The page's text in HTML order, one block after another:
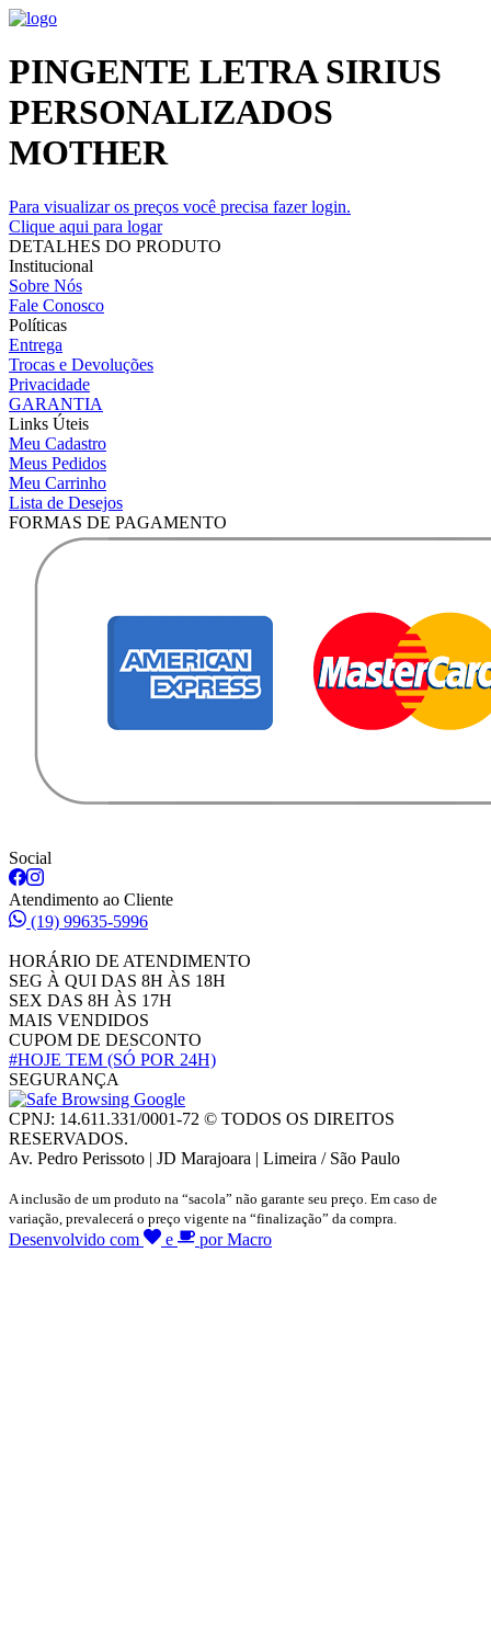
PINGENTE LETRA SIRIUS
PERSONALIZADOS
MOTHER
Para visualizar os preços você precisa fazer login.
Clique aqui para logar
DETALHES DO PRODUTO
Institucional
Sobre Nós
Fale Conosco
Políticas
Entrega
Trocas e Devoluções
Privacidade
GARANTIA
Links Úteis
Meu Cadastro
Meus Pedidos
Meu Carrinho
Lista de Desejos
FORMAS DE PAGAMENTO
Social
Atendimento ao Cliente
(19) 99635-5996
HORÁRIO DE ATENDIMENTO
SEG À QUI DAS 8H ÀS 18H
SEX DAS 8H ÀS 17H
MAIS VENDIDOS
CUPOM DE DESCONTO
#HOJE TEM (SÓ POR 24H)
SEGURANÇA
CPNJ: 14.611.331/0001-72 © TODOS OS DIREITOS
RESERVADOS.
Av. Pedro Perissoto | JD Marajoara | Limeira / São Paulo
A inclusão de um produto na “sacola” não garante seu preço. Em caso de
variação, prevalecerá o preço vigente na “finalização” da compra.
Desenvolvido com e por Macro